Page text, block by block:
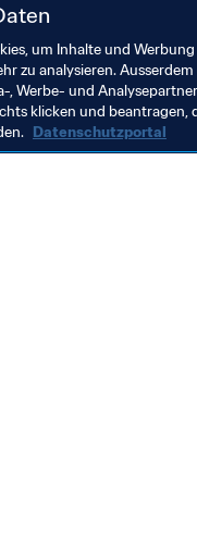
Namibia
um Inhalte und
zu analysieren.
, Werbe- und
klicken und beantragen,
Datenschutzportal